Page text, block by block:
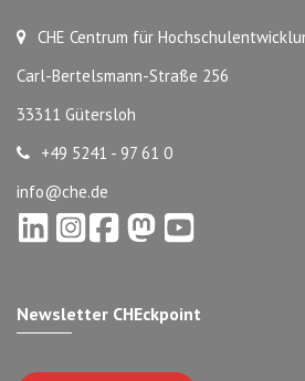
CHE Centrum für
Carl-Bertelsmann-Straße 256
33311 Gütersloh
+49 5241 - 97 61 0
info@che.de
Newsletter CHEckpoint